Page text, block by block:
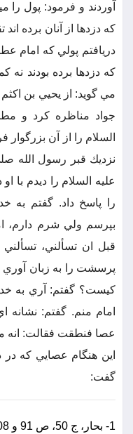
آوردند و فرمود: پول
كه دزدها از آنان برده
دريافتم پولي كه امام
كه دزدها برده بودند نه
مي گويد: از يحيي بن
جواد مناظره كرد و
السلام را از آن
نزديك قبر رسول الله
عليه السلام را ديدم
را پاسخ داد. گفتم به
بپرسم ولي شرم دارم،
قبل ان تسألني،
پرسشت را به زبان
كيست؟ گفتم: آري به
امام منم. گفتم: نشانه
عصا فنطقت فقالت: انه
اين هنگام عصايي كه
گفت:
1- بحار، ج 50، ص 91 و 108